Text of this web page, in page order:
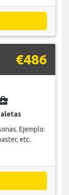
€486
Ejemplo:
etc.